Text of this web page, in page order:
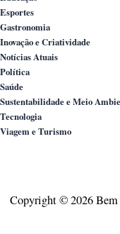
Esportes
Gastronomia
Inovação e Criatividade
Notícias Atuais
Política
Saúde
Sustentabilidade e Meio
Tecnologia
Viagem e Turismo
Copyright © 2026 Bem